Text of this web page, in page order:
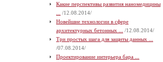
Какие перспективы развития наномедицины
/12.08.2014/
Новейшие технологии в сфере
архитектурных бетонных ...
/12.08.2014/
Три простых шага для защиты данных ...
/07.08.2014/
Проектирование интерьера бара ...